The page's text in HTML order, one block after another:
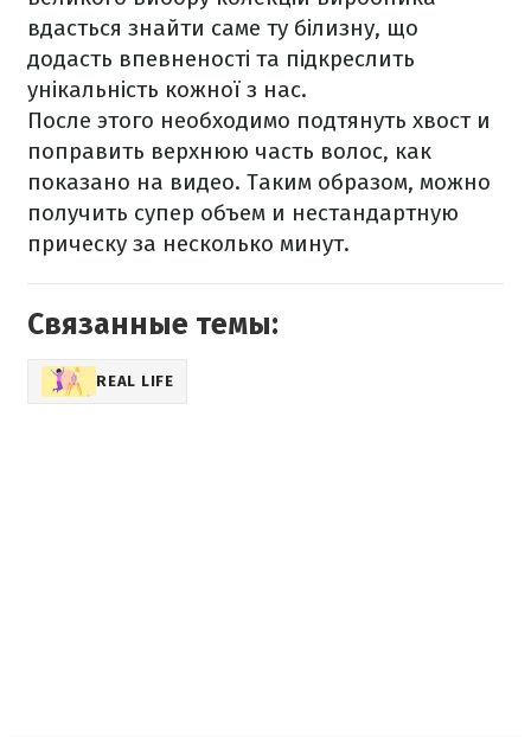
вдасться знайти саме ту білизну, що
додасть впевненості та підкреслить
унікальність кожної з нас.
После этого необходимо подтянуть хвост и
поправить верхнюю часть волос, как
показано на видео. Таким образом, можно
получить супер объем и нестандартную
прическу за несколько минут.
Связанные темы:
REAL LIFE